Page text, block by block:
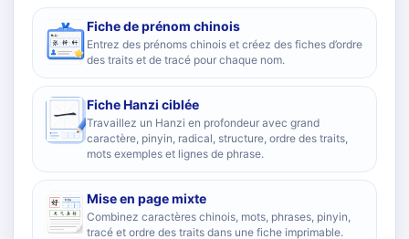
Fiche de prénom chinois
Entrez des prénoms chinois et créez des fiches d’ordre
des traits et de tracé pour chaque nom.
Fiche Hanzi ciblée
Travaillez un Hanzi en profondeur avec grand
caractère, pinyin, radical, structure, ordre des traits,
mots exemples et lignes de phrase.
Mise en page mixte
Combinez caractères chinois, mots, phrases, pinyin,
tracé et ordre des traits dans une fiche imprimable.